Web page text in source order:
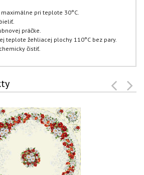
maximálne pri teplote 30°C.
práčke.
teplote žehliacej plochy 110°C bez pary.
čistiť.